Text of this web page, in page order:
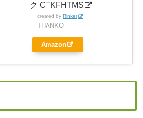
ク CTKFHTMS
created by Rinker
THANKO
Amazon